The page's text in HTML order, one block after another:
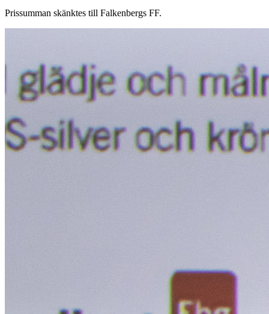
Prissumman skänktes till Falkenbergs FF.